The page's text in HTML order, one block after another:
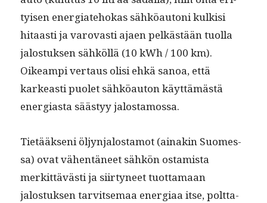
tyisen ener­giate­hokas sähköau­toni kulk­isi
hitaasti ja varovasti ajaen pelkästään tuol­la
jalostuk­sen sähköl­lä (10 kWh / 100 km).
Oikeampi ver­taus olisi ehkä sanoa, että
karkeasti puo­let sähköau­ton käyt­tämästä
ener­gias­ta säästyy jalostamossa.
Tietääk­seni öljyn­jalosta­mot (ainakin Suomes­
sa) ovat vähen­täneet sähkön ostamista
merkit­tävästi ja siir­tyneet tuot­ta­maan
jalostuk­sen tarvit­se­maa ener­giaa itse, polt­ta­